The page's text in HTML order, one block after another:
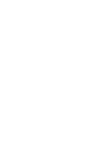
Jakarta Bekali